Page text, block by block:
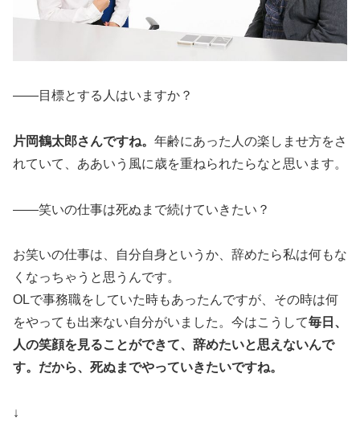
――目標とする人はいますか？
片岡鶴太郎さんですね。 年齢にあった人の楽しませ方をさ
れていて、ああいう風に歳を重ねられたらなと思います。
――笑いの仕事は死ぬまで続けていきたい？
お笑いの仕事は、自分自身というか、辞めたら私は何もな
くなっちゃうと思うんです。
OLで事務職をしていた時もあったんですが、その時は何
をやっても出来ない自分がいました。今はこうして毎日、
人の笑顔を見ることができて、辞めたいと思えないんで
す。だから、死ぬまでやっていきたいですね。
↓